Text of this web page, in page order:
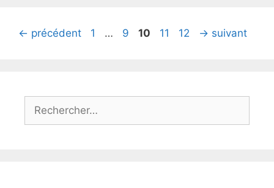
← précédent Page
1 … Page
9 Page
10 Page
11 Page
12 → suivant